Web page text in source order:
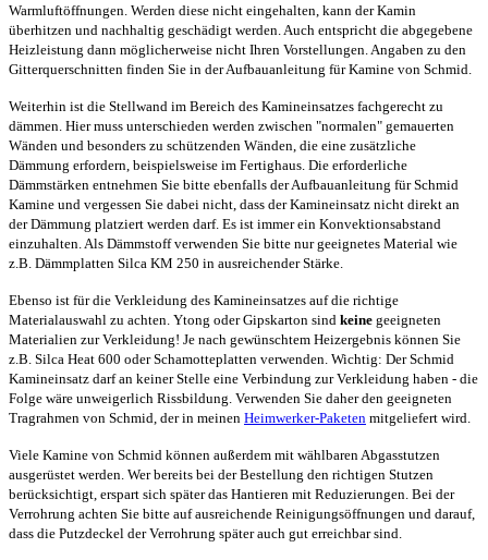
Warmluftöffnungen. Werden diese nicht eingehalten, kann der Kamin
überhitzen und nachhaltig geschädigt werden. Auch entspricht die abgegebene
Heizleistung dann möglicherweise nicht Ihren Vorstellungen. Angaben zu den
Gitterquerschnitten finden Sie in der Aufbauanleitung für Kamine von Schmid.
Weiterhin ist die Stellwand im Bereich des Kamineinsatzes fachgerecht zu
dämmen. Hier muss unterschieden werden zwischen "normalen" gemauerten
Wänden und besonders zu schützenden Wänden, die eine zusätzliche
Dämmung erfordern, beispielsweise im Fertighaus. Die erforderliche
Dämmstärken entnehmen Sie bitte ebenfalls der Aufbauanleitung für Schmid
Kamine und vergessen Sie dabei nicht, dass der Kamineinsatz nicht direkt an
der Dämmung platziert werden darf. Es ist immer ein Konvektionsabstand
einzuhalten. Als Dämmstoff verwenden Sie bitte nur geeignetes Material wie
z.B. Dämmplatten Silca KM 250 in ausreichender Stärke.
Ebenso ist für die Verkleidung des Kamineinsatzes auf die richtige
Materialauswahl zu achten. Ytong oder Gipskarton sind keine geeigneten
Materialien zur Verkleidung! Je nach gewünschtem Heizergebnis können Sie
z.B. Silca Heat 600 oder Schamotteplatten verwenden. Wichtig: Der Schmid
Kamineinsatz darf an keiner Stelle eine Verbindung zur Verkleidung haben - die
Folge wäre unweigerlich Rissbildung. Verwenden Sie daher den geeigneten
Tragrahmen von Schmid, der in meinen Heimwerker-Paketen mitgeliefert wird.
Viele Kamine von Schmid können außerdem mit wählbaren Abgasstutzen
ausgerüstet werden. Wer bereits bei der Bestellung den richtigen Stutzen
berücksichtigt, erspart sich später das Hantieren mit Reduzierungen. Bei der
Verrohrung achten Sie bitte auf ausreichende Reinigungsöffnungen und darauf,
dass die Putzdeckel der Verrohrung später auch gut erreichbar sind.